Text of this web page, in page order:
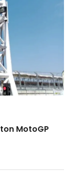
MotoGP